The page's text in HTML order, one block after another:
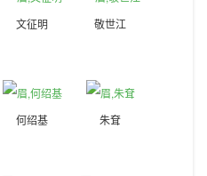
文征明 敬世江
何绍基 朱耷